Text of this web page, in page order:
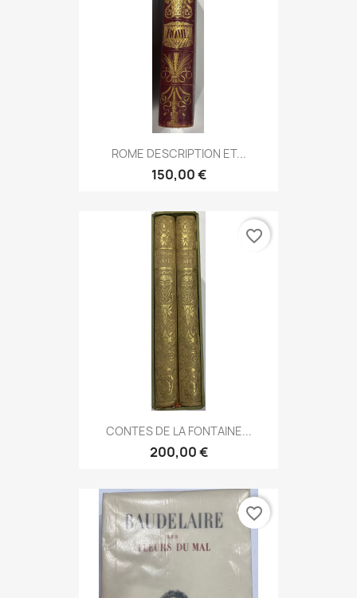
ROME DESCRIPTION ET...
150,00 €
CONTES DE LA FONTAINE...
200,00 €
favorite_border
favorite_border